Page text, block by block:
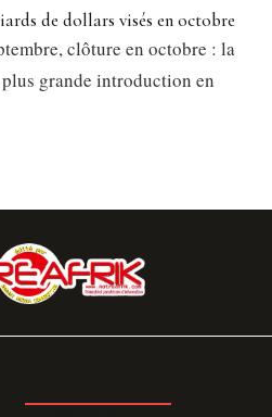
de dollars visés en octobre
clôture en octobre : la
grande introduction en